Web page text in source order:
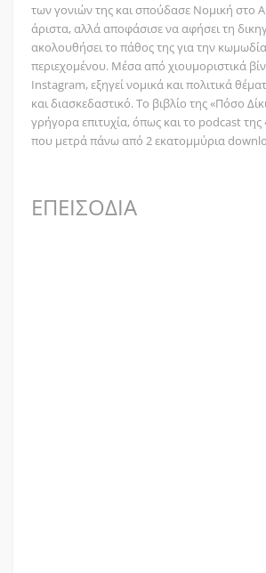
των γονιών της και σπούδασε Νομική στο
άριστα, αλλά αποφάσισε να αφήσει τη
ακολουθήσει το πάθος της για την
περιεχομένου. Μέσα από χιουμοριστικά
Instagram, εξηγεί νομικά και πολιτικά
και διασκεδαστικό. Το βιβλίο της «Πόσο
γρήγορα επιτυχία, όπως και το podcast
που μετρά πάνω από 2 εκατομμύρια
ΕΠΕΙΣΟΔΙΑ